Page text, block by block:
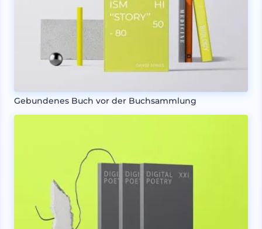
Gebundenes Buch vor der Buchsammlung